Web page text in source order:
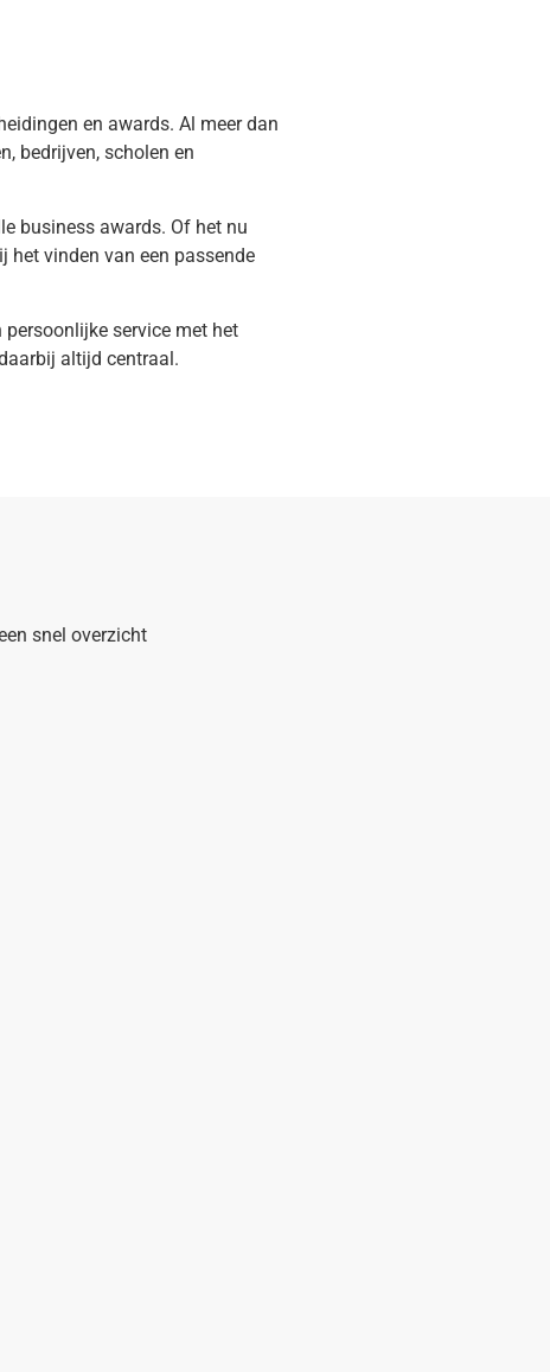
en awards. Al meer dan
bedrijven, scholen en
business awards. Of het nu
het vinden van een passende
service met het
altijd centraal.
snel overzicht